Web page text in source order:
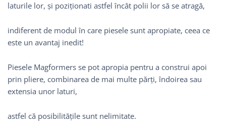
laturile lor, și poziționati astfel încât polii lor să se atragă,
indiferent de modul în care piesele sunt apropiate, ceea ce
este un avantaj inedit!
Piesele Magformers se pot apropia pentru a construi apoi
prin pliere, combinarea de mai multe părți, îndoirea sau
extensia unor laturi,
astfel că posibilitățile sunt nelimitate.